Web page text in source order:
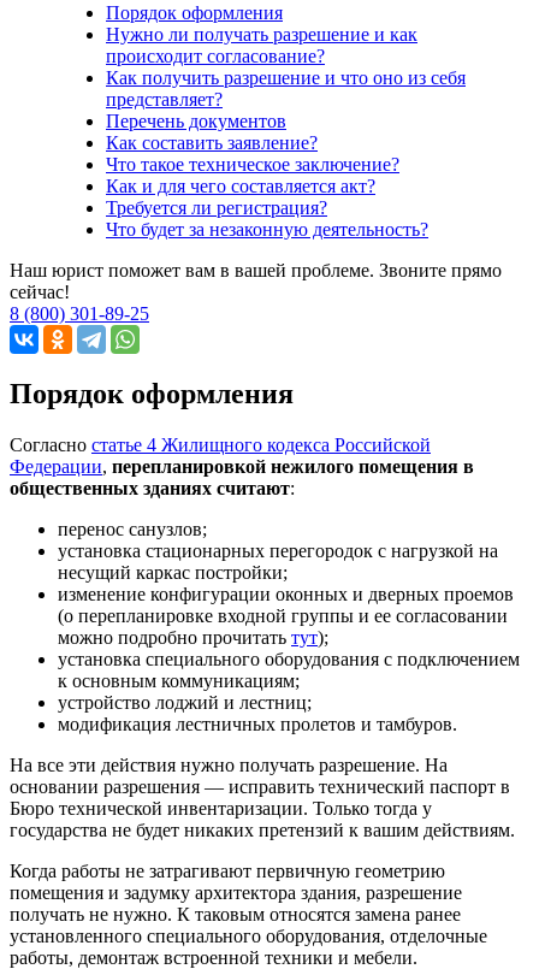
Порядок оформления
Нужно ли получать разрешение и как
происходит согласование?
Как получить разрешение и что оно из себя
представляет?
Перечень документов
Как составить заявление?
Что такое техническое заключение?
Как и для чего составляется акт?
Требуется ли регистрация?
Что будет за незаконную деятельность?
Наш юрист поможет вам в вашей проблеме. Звоните прямо
сейчас!
8 (800) 301-89-25
Порядок оформления
Согласно статье 4 Жилищного кодекса Российской
Федерации, перепланировкой нежилого помещения в
общественных зданиях считают:
перенос санузлов;
установка стационарных перегородок с нагрузкой на
несущий каркас постройки;
изменение конфигурации оконных и дверных проемов
(о перепланировке входной группы и ее согласовании
можно подробно прочитать тут);
установка специального оборудования с подключением
к основным коммуникациям;
устройство лоджий и лестниц;
модификация лестничных пролетов и тамбуров.
На все эти действия нужно получать разрешение. На
основании разрешения — исправить технический паспорт в
Бюро технической инвентаризации. Только тогда у
государства не будет никаких претензий к вашим действиям.
Когда работы не затрагивают первичную геометрию
помещения и задумку архитектора здания, разрешение
получать не нужно. К таковым относятся замена ранее
установленного специального оборудования, отделочные
работы, демонтаж встроенной техники и мебели.